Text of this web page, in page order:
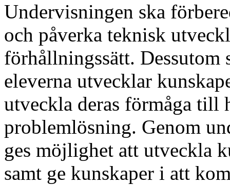
Undervisningen ska
och påverka teknisk
förhållningssätt.
eleverna utvecklar
utveckla deras förmåga
problemlösning. Genom
ges möjlighet att utveckla
samt ge kunskaper i att